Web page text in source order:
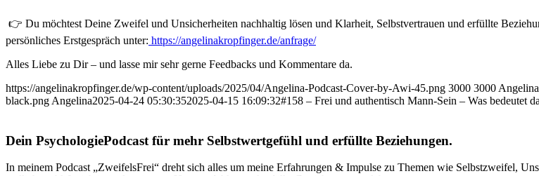
👉⁠ Du möchtest Deine Zweifel und Unsicherheiten nachhaltig lösen und Klarheit, Selbstvertrauen und erfüllte
persönliches Erstgespräch unter:⁠ https://angelinakropfinger.de/anfrage/
Alles Liebe zu Dir – und lasse mir sehr gerne Feedbacks und Kommentare da.
https://angelinakropfinger.de/wp-content/uploads/2025/04/Angelina-Podcast-Cover-by-Awi-45.png 3000 3000 Angelina
black.png Angelina2025-04-24 05:30:352025-04-15 16:09:32#158 – Frei und authentisch Mann-Sein – Was bedeutet
Dein PsychologiePodcast für mehr Selbstwertgefühl und erfüllte Beziehungen.
In meinem Podcast „ZweifelsFrei“ dreht sich alles um meine Erfahrungen & Impulse zu Themen wie Selbstzweifel,